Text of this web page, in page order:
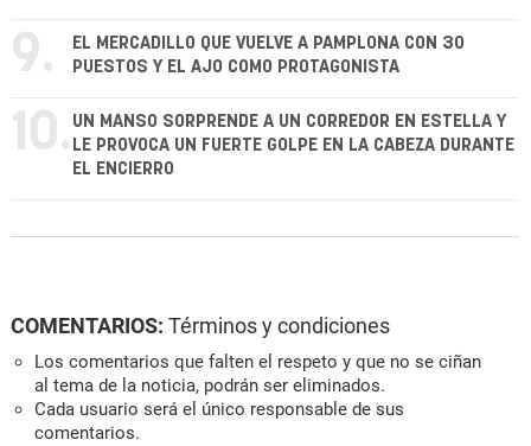
9.
EL MERCADILLO QUE VUELVE A PAMPLONA CON 30
PUESTOS Y EL AJO COMO PROTAGONISTA
10. UN MANSO SORPRENDE A UN CORREDOR EN ESTELLA Y
LE PROVOCA UN FUERTE GOLPE EN LA CABEZA DURANTE
EL ENCIERRO
COMENTARIOS: Términos y condiciones
Los comentarios que falten el respeto y que no se ciñan
al tema de la noticia, podrán ser eliminados.
Cada usuario será el único responsable de sus
comentarios.